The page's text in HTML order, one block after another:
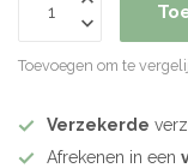
Toevoegen om te
Verzekerde
Afrekenen in een